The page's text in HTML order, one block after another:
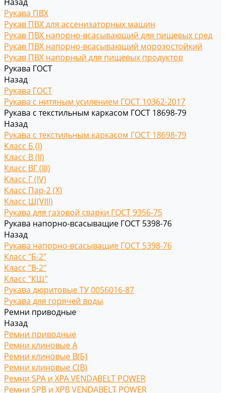
Рукава ПВХ
Рукав ПВХ для ассенизаторных машин
Рукав ПВХ напорно-всасывающий для пищевых сред
Рукав ПВХ напорно-всасывающий морозостойкий
Рукав ПВХ напорный для пищевых продуктов
Рукава ГОСТ
Назад
Рукава ГОСТ
Рукава с нитяным усилением ГОСТ 10362-2017
Рукава с текстильным каркасом ГОСТ 18698-79
Назад
Рукава с текстильным каркасом ГОСТ 18698-79
Класс Б (I)
Класс В (II)
Класс ВГ (III)
Класс Г (IV)
Класс Пар-2 (X)
Класс Ш(VIII)
Рукава для газовой сварки ГОСТ 9356-75
Рукава напорно-всасыващие ГОСТ 5398-76
Назад
Рукава напорно-всасыващие ГОСТ 5398-76
Класс "Б-2"
Класс "В-2"
Класс "КЩ"
Рукава дюритовые ТУ 0056016-87
Рукава для горячей воды
Ремни приводные
Назад
Ремни приводные
Ремни клиновые A
Ремни клиновые В(Б)
Ремни клиновые С(B)
Ремни SPA и XPA VENDABELT POWER
Ремни SPB и XPB VENDABELT POWER